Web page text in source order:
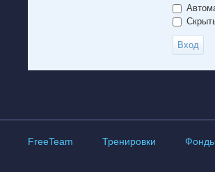
FreeTeam Тренировки Фонды